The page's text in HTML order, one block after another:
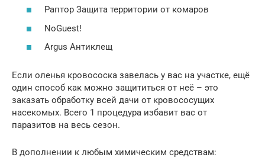
Раптор Защита территории от комаров
NoGuest!
Argus Антиклещ
Если оленья кровососка завелась у вас на участке, ещё
один способ как можно защититься от неё – это
заказать обработку всей дачи от кровососущих
насекомых. Всего 1 процедура избавит вас от
паразитов на весь сезон.
В дополнении к любым химическим средствам: